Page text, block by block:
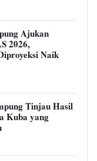
Ajukan
2026,
Naik
Tinjau Hasil
Kuba yang